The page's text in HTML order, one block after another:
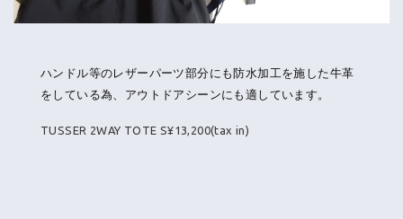
ハンドル等のレザーパーツ部分にも防水加工を施した牛革
をしている為、アウトドアシーンにも適しています。
TUSSER 2WAY TOTE S¥13,200(tax in)